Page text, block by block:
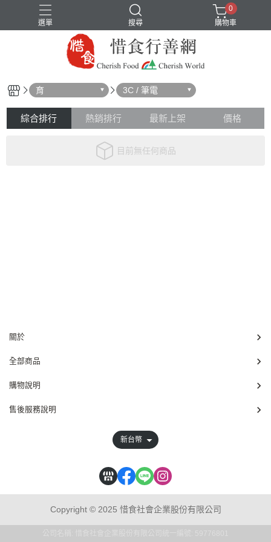
選單 搜尋
0
購物車
育 3C / 筆電
綜合排行 熱銷排行 最新上架 價格
目前無任何商品
關於
全部商品
購物說明
售後服務說明
新台幣
Copyright © 2025 惜食社會企業股份有限公司